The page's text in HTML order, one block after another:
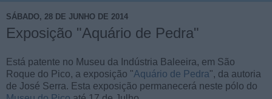
SÁBADO, 28 DE JUNHO DE 2014
Exposição "Aquário de Pedra"
Está patente no Museu da Indústria Baleeira, em São
Roque do Pico, a exposição "Aquário de Pedra", da autoria
de José Serra. Esta exposição permanecerá neste pólo do